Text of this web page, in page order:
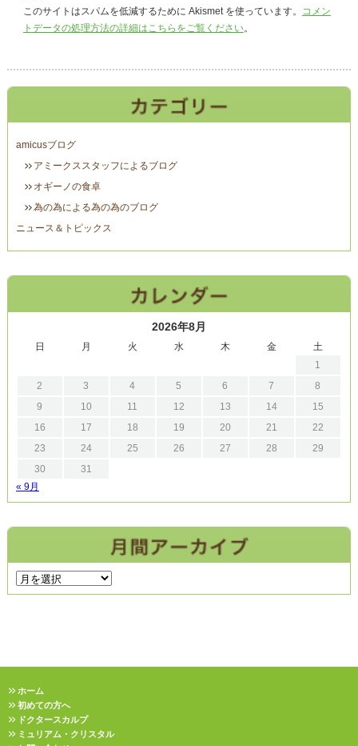
このサイトはスパムを低減するために Akismet を使っています。 コメン
トデータの処理方法の詳細はこちらをご覧ください。
amicusブログ
アミークススタッフによるブログ
オギーノの食卓
為の為による為の為のブログ
ニュース＆トピックス
2026年8月
日 月 火 水 木 金
土
1
2
3 4 5 6 7
8
9
10 11 12 13 14
15
16
17 18 19 20 21
22
23
24 25 26 27 28
29
30
31
« 9月
ホーム
初めての方へ
ドクタースカルプ
ミュリアム・クリスタル